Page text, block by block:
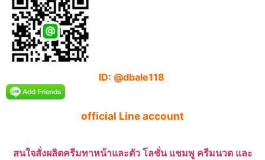
ID: @dbale118
official Line account
สนใจสั่งผลิตครีมทาหน้าและตัว โลชั่น แชมพู ครีมนวด และ